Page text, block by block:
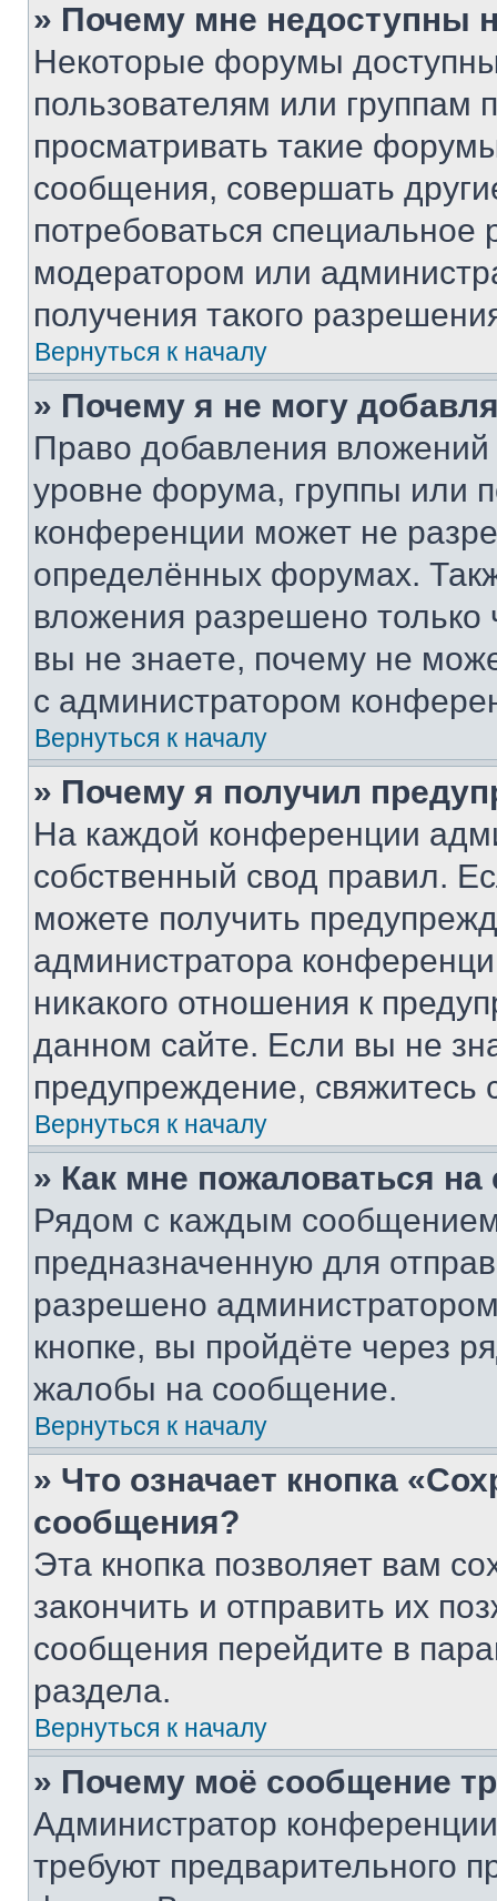
» Почему мне недоступны
Некоторые форумы
пользователям или группам
просматривать такие
сообщения, совершать
потребоваться
модератором или
получения такого
Вернуться к началу
» Почему я не могу
Право добавления
уровне форума, группы или
конференции может не
определённых форумах.
вложения разрешено
вы не знаете, почему не
с администратором
Вернуться к началу
» Почему я получил
На каждой конференции
собственный свод правил.
можете получить
администратора
никакого отношения к
данном сайте. Если вы не
предупреждение,
Вернуться к началу
» Как мне пожаловаться
Рядом с каждым сообщением
предназначенную для
разрешено
кнопке, вы пройдёте через
жалобы на сообщение.
Вернуться к началу
» Что означает кнопка
сообщения?
Эта кнопка позволяет вам
закончить и отправить их
сообщения перейдите в
раздела.
Вернуться к началу
» Почему моё сообщение
Администратор
требуют предварительного